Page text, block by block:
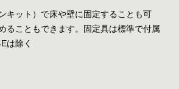
キット）で床や壁に固定することも可
ることもできます。固定具は標準で付属
は除く